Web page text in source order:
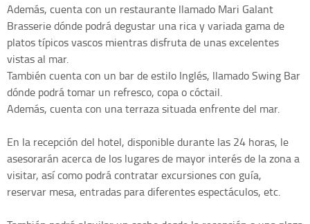
Además, cuenta con un restaurante llamado Mari Galant
Brasserie dónde podrá degustar una rica y variada gama de
platos típicos vascos mientras disfruta de unas excelentes
vistas al mar.
También cuenta con un bar de estilo Inglés, llamado Swing Bar
dónde podrá tomar un refresco, copa o cóctail.
Además, cuenta con una terraza situada enfrente del mar.
En la recepción del hotel, disponible durante las 24 horas, le
asesorarán acerca de los lugares de mayor interés de la zona a
visitar, así como podrá contratar excursiones con guía,
reservar mesa, entradas para diferentes espectáculos, etc.